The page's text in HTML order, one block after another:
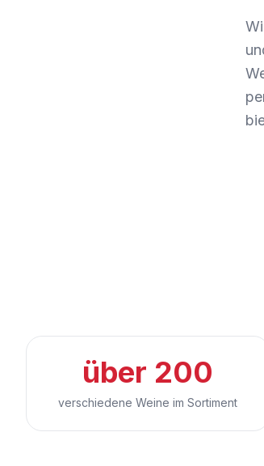
über 200
verschiedene Weine im Sortiment